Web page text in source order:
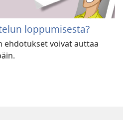
loppumisesta?
ehdotukset voivat auttaa